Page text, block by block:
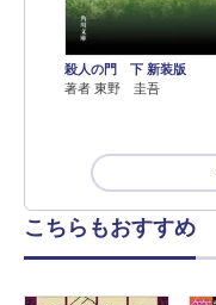
殺人の門 下 新装版
著者 東野 圭吾
こちらもおすすめ